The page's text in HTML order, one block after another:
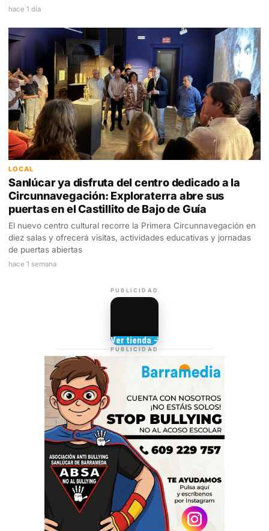
hace 1 día
LOCAL
Sanlúcar ya disfruta del centro dedicado a la
Circunnavegación: Exploraterra abre sus
puertas en el Castillito de Bajo de Guía
El nuevo centro cultural recorre la Primera Circunnavegación en
diez salas y ofrecerá visitas, actividades educativas y jornadas
de puertas abiertas
hace 1 semana
PUBLICIDAD
TIENDA DE
Camisetas de Sanlúcar
Ver tienda →
PUBLICIDAD